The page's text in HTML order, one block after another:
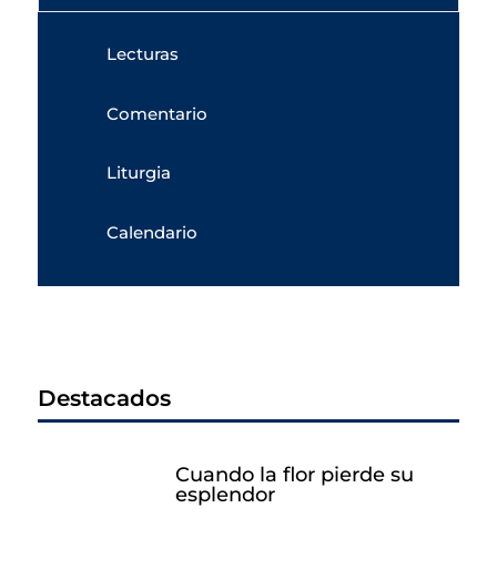
Lecturas
Comentario
Liturgia
Calendario
Destacados
Cuando la flor pierde su
esplendor